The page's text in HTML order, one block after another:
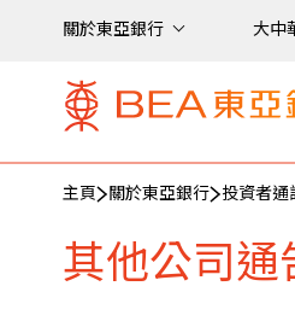
關於東亞銀行 大中
主頁 關於東亞銀行 投資者通
其他公司通